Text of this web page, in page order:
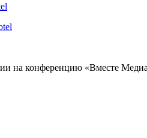
на конференцию «Вместе